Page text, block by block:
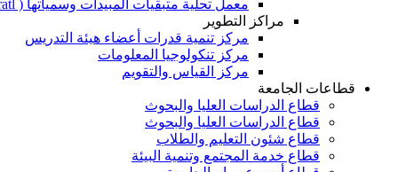
معمل تحلية متبقيات المبيدات وسمياتها ( Pratl )
مراكز التطوير
مركز تنمية قدرات أعضاء هيئة التدريس
مركز تنكولوجيا المعلومات
مركز القياس والتقويم
قطاعات الجامعة
قطاع الدراسات العليا والبحوث
قطاع الدراسات العليا والبحوث
قطاع شئون التعليم والطلاب
قطاع خدمة المجتمع وتنمية البيئة